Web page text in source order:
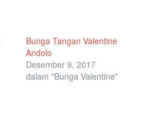
Bunga Tangan Valentine
Andolo
Desember 9, 2017
dalam "Bunga Valentine"